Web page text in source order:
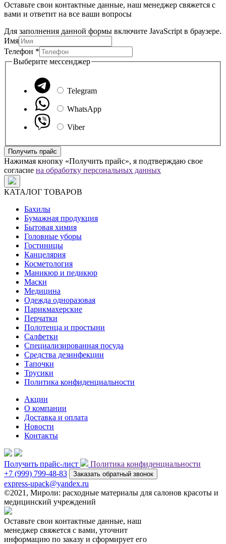
Оставьте свои контактные данные, наш менеджер свяжется с
вами и ответит на все ваши вопросы
Для заполнения данной формы включите JavaScript в браузере.
Имя
Телефон
Выберите
Телефон *
Выберите мессенджер
Telegram
WhatsApp
Viber
Получить прайс
Нажимая кнопку «Получить прайс», я подтверждаю свое
согласие на обработку персональных данных
КАТАЛОГ ТОВАРОВ
Бахилы
Бумажная продукция
Бытовая химия
Головные уборы
Гостиницы
Канцелярия
Косметология
Маникюр и педикюр
Маски
Медицина
Одежда одноразовая
Парикмахерские
Перчатки
Полотенца и простыни
Салфетки
Специализированная посуда
Средства дезинфекции
Тапочки
Трусики
Политика конфиденциальности
Акции
О компании
Доставка и оплата
Новости
Контакты
Получить прайс-лист
Политика конфиденциальности
+7 (999) 799-48-83
Заказать обратный звонок
express-upack@yandex.ru
©2021, Мироли: расходные материалы для салонов красоты и
медицинский учреждений
Оставьте свои контактные данные, наш
менеджер свяжется с вами, уточнит
информацию по заказу и сформирует его